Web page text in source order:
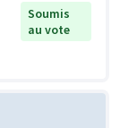
Soumis
au vote